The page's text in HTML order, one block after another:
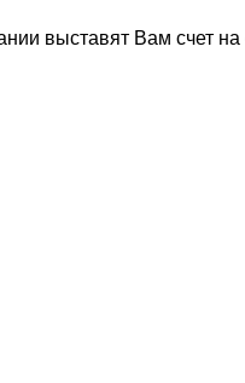
выставят Вам счет на